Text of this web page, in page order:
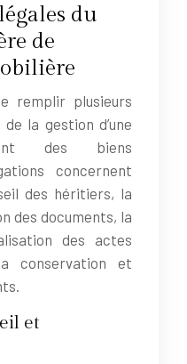
du
de
remplir plusieurs
la gestion d’une
des biens
concernent
des héritiers, la
des documents, la
des actes
conservation et
et